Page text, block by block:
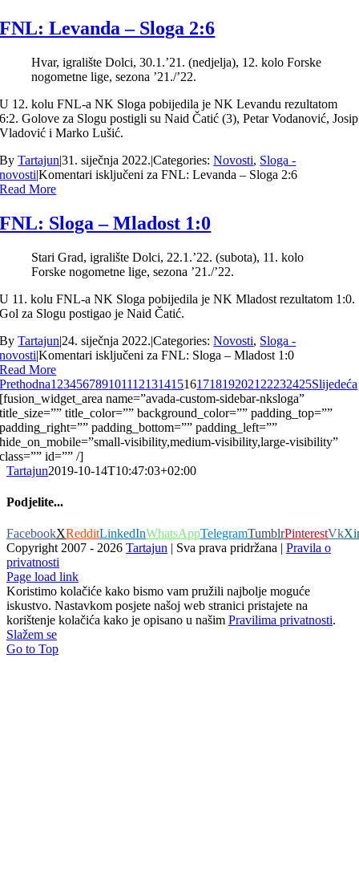
FNL: Levanda – Sloga 2:6
Hvar, igralište Dolci, 30.1.’21. (nedjelja), 12. kolo Forske
nogometne lige, sezona ’21./’22.
U 12. kolu FNL-a NK Sloga pobijedila je NK Levandu rezultatom
6:2. Golove za Slogu postigli su Naid Čatić (3), Petar Vodanović, Josip
Vladović i Marko Lušić.
ByTartajun|31. siječnja 2022.|Categories:Novosti, Sloga -
novosti|Komentari isključeni za FNL: Levanda – Sloga 2:6
Read More
FNL: Sloga – Mladost 1:0
Stari Grad, igralište Dolci, 22.1.’22. (subota), 11. kolo
Forske nogometne lige, sezona ’21./’22.
U 11. kolu FNL-a NK Sloga pobijedila je NK Mladost rezultatom 1:0.
Gol za Slogu postigao je Naid Čatić.
ByTartajun|24. siječnja 2022.|Categories:Novosti, Sloga -
novosti|Komentari isključeni za FNL: Sloga – Mladost 1:0
Read More
Prethodna1 23456789101112131415161718192021 22232425Slijedeća
[fusion_widget_area name=”avada-custom-sidebar-nksloga”
title_size=”” title_color=”” background_color=”” padding_top=””
padding_right=”” padding_bottom=”” padding_left=””
hide_on_mobile=”small-visibility,medium-visibility,large-visibility”
class=”” id=”” /]
Tartajun2019-10-14T10:47:03+02:00
Podjelite...
FacebookXRedditLinkedInWhatsAppTelegramTumblrPinterestVk
Copyright 2007 - 2026 Tartajun | Sva prava pridržana | Pravila o
privatnosti
Page load link
Koristimo kolačiće kako bismo vam pružili najbolje moguće
iskustvo. Nastavkom posjete našoj web stranici pristajete na
korištenje kolačića kako je opisano u našim Pravilima privatnosti.
Slažem se
Go to Top